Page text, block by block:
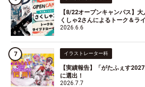
【8/22オープンキャンパス】
くしゃ2さんによるトーク＆ラ
2026.6.6
イラストレーター科
【実績報告】「がたふぇす
に選出！
2026.7.7